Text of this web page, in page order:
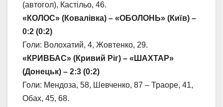
(автогол), Кастільо, 46.
«КОЛОС» (Ковалівка) – «ОБОЛОНЬ» (Київ) –
0:2 (0:2)
Голи: Волохатий, 4, Жовтенко, 29.
«КРИВБАС» (Кривий Ріг) – «ШАХТАР»
(Донецьк) – 2:3 (0:2)
Голи: Мендоза, 58, Шевченко, 87 – Траоре, 41,
Обах, 45, 68.